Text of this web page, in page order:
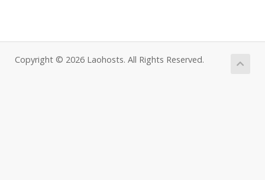
Copyright © 2026 Laohosts. All Rights Reserved.